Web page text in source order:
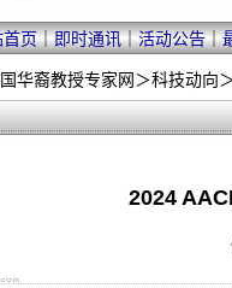
首页｜即时通讯｜活动公告｜
华裔教授专家网＞科技动向
2024